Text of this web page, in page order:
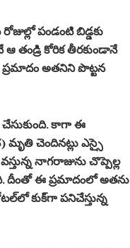
పండంటి బిడ్డకు
తండ్రి కోరిక తీరకుండానే
ప్రమాదం అతనిని పొట్టన
కాగా ఈ
చెందినట్లు ఎస్సై
నాగరాజును చొప్పెల్ల
దీంతో ఈ ప్రమాదంలో అతను
కుక్‌గా పనిచేస్తున్న